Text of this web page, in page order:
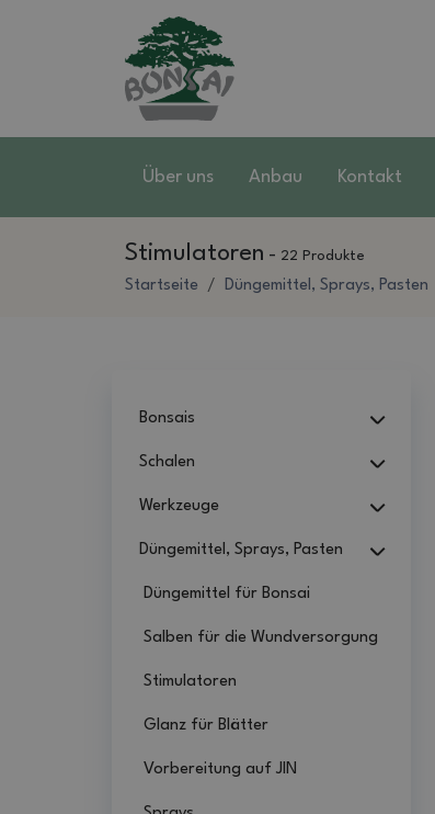
Über uns Anbau Kontakt
Stimulatoren - 22 Produkte
Startseite Düngemittel, Sprays, Pasten
Bonsais
Schalen
Werkzeuge
Düngemittel, Sprays, Pasten
Düngemittel für Bonsai
Salben für die Wundversorgung
Stimulatoren
Glanz für Blätter
Vorbereitung auf JIN